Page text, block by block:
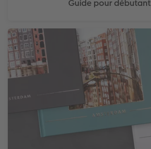
Guide pour débutant